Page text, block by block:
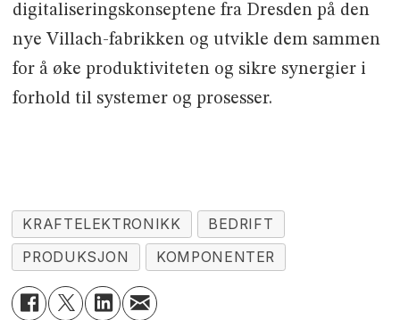
digitaliseringskonseptene fra Dresden på den
nye Villach-fabrikken og utvikle dem sammen
for å øke produktiviteten og sikre synergier i
forhold til systemer og prosesser.
KRAFTELEKTRONIKK
BEDRIFT
PRODUKSJON
KOMPONENTER